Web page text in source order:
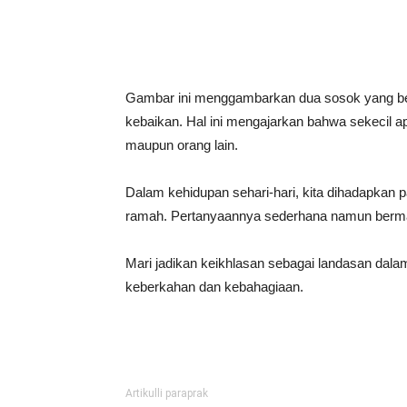
Gambar ini menggambarkan dua sosok yang
kebaikan. Hal ini mengajarkan bahwa sekecil
maupun orang lain.
Dalam kehidupan sehari-hari, kita dihadapkan
ramah. Pertanyaannya sederhana namun
Mari jadikan keikhlasan sebagai landasan
keberkahan dan kebahagiaan.
Artikulli paraprak